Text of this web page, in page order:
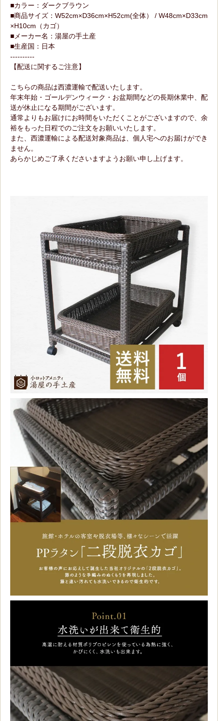
■カラー：ダークブラウン
■商品サイズ：W52cm×D36cm×H52cm(全体） / W48cm×D33cm
×H10cm（カゴ）
■メーカー名：湯屋の手土産
■生産国：日本
----------
【配送に関するご注意】
こちらの商品は西濃運輸で配送いたします。
年末年始・ゴールデンウィーク・お盆期間などの長期休業中、配
送が休止になる期間がございます。
通常よりもお届けにお時間をいただくことがございますので、余
裕をもった日程でのご注文をお願いいたします。
また、西濃運輸による配送対象商品は、個人宅へのお届けができ
ません。
あらかじめご了承くださいますようお願い申し上げます。